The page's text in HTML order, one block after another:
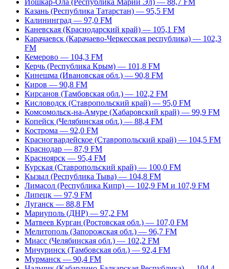
Йошкар-Ола (Республика Марий Эл) — 88,7 FM
Казань (Республика Татарстан) — 95,5 FM
Калининград — 97,0 FM
Каневская (Краснодарский край) — 105,1 FM
Карачаевск (Карачаево-Черкесская республика) — 102,3
FM
Кемерово — 104,3 FM
Керчь (Республика Крым) — 101,8 FM
Кинешма (Ивановская обл.) — 90,8 FM
Киров — 90,8 FM
Кирсанов (Тамбовская обл.) — 102,2 FM
Кисловодск (Ставропольский край) — 95,0 FM
Комсомольск-на-Амуре (Хабаровский край) — 99,9 FM
Копейск (Челябинская обл.) — 88,4 FM
Кострома — 92,0 FM
Красногвардейское (Ставропольский край) — 104,5 FM
Краснодар — 87,9 FM
Красноярск — 95,4 FM
Курская (Ставропольский край) — 100,0 FM
Кызыл (Республика Тыва) — 104,8 FM
Лимасол (Республика Кипр) — 102,9 FM и 107,9 FM
Липецк — 97,9 FM
Луганск — 88,8 FM
Мариуполь (ДНР) — 97,2 FM
Матвеев Курган (Ростовская обл.) — 107,0 FM
Мелитополь (Запорожская обл.) — 96,7 FM
Миасс (Челябинская обл.) — 102,2 FM
Мичуринск (Тамбовская обл.) — 92,4 FM
Мурманск — 90,4 FM